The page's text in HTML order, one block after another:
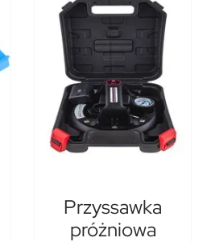
Przyssawka
próżniowa